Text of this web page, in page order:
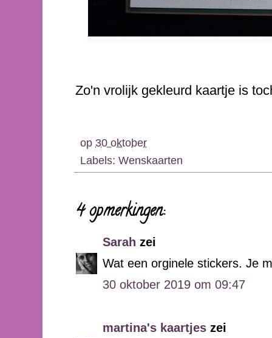
Zo'n vrolijk gekleurd kaartje is
op 30 oktober
Labels: Wenskaarten
4 opmerkingen:
Sarah zei
Wat een orginele stickers. Je
30 oktober 2019 om 09:47
martina's kaartjes zei